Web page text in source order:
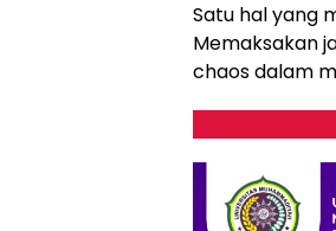
Satu hal yang
Memaksakan
chaos dalam